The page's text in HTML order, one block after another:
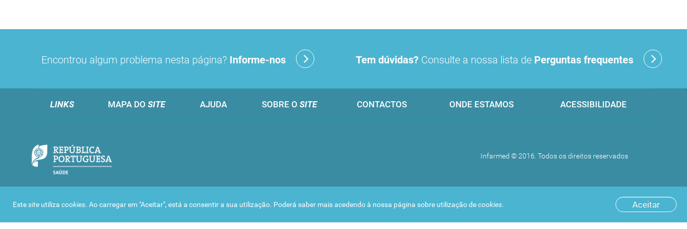
Aceitar
Estesite utiliza cookies. Ao carregar em "Aceitar", está a consentir a sua utilização. Poderá saber mais acedendo à nossa página sobre utilização decookies.
Encontrou algum problema nesta página? Informe-nos Tem dúvidas? Consulte a nossa lista de Perguntas frequentes
LINKS MAPA DO SITE AJUDA SOBRE O SITE CONTACTOS ONDE ESTAMOS ACESSIBILIDADE
Infarmed © 2016. Todos os direitos reservados